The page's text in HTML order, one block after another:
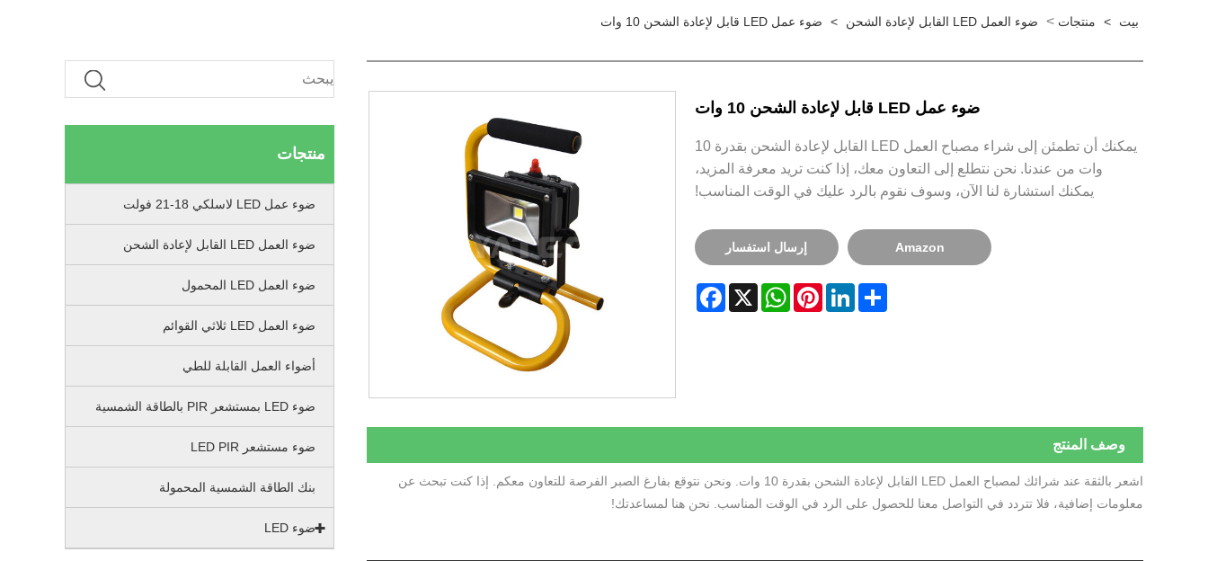
بيت > منتجات > ضوء العمل LED القابل لإعادة الشحن > ضوء عمل LED قابل لإعادة الشحن 10 وات
منتجات
ضوء عمل LED لاسلكي 18-21 فولت
ضوء العمل LED القابل لإعادة الشحن
ضوء العمل LED المحمول
ضوء العمل LED ثلاثي القوائم
أضواء العمل القابلة للطي
ضوء LED بمستشعر PIR بالطاقة الشمسية
ضوء مستشعر LED PIR
بنك الطاقة الشمسية المحمولة
ضوء LED
ضوء عمل LED قابل لإعادة الشحن 10 وات
يمكنك أن تطمئن إلى شراء مصباح العمل LED القابل لإعادة الشحن بقدرة 10
وات من عندنا. نحن نتطلع إلى التعاون معك، إذا كنت تريد معرفة المزيد،
يمكنك استشارة لنا الآن، وسوف نقوم بالرد عليك في الوقت المناسب!
إرسال استفسار Amazon
Facebook X
WhatsAppPinterestLinkedInShare
وصف المنتج
اشعر بالثقة عند شرائك لمصباح العمل LED القابل لإعادة الشحن بقدرة 10 وات. ونحن نتوقع بفارغ الصبر الفرصة للتعاون معكم. إذا كنت تبحث عن
معلومات إضافية، فلا تتردد في التواصل معنا للحصول على الرد في الوقت المناسب. نحن هنا لمساعدتك!